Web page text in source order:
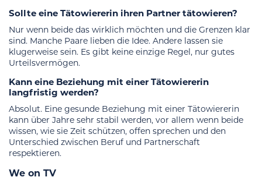
Sollte eine Tätowiererin ihren Partner tätowieren?
Nur wenn beide das wirklich möchten und die Grenzen klar
sind. Manche Paare lieben die Idee. Andere lassen sie
klugerweise sein. Es gibt keine einzige Regel, nur gutes
Urteilsvermögen.
Kann eine Beziehung mit einer Tätowiererin
langfristig werden?
Absolut. Eine gesunde Beziehung mit einer Tätowiererin
kann über Jahre sehr stabil werden, vor allem wenn beide
wissen, wie sie Zeit schützen, offen sprechen und den
Unterschied zwischen Beruf und Partnerschaft
respektieren.
We on TV